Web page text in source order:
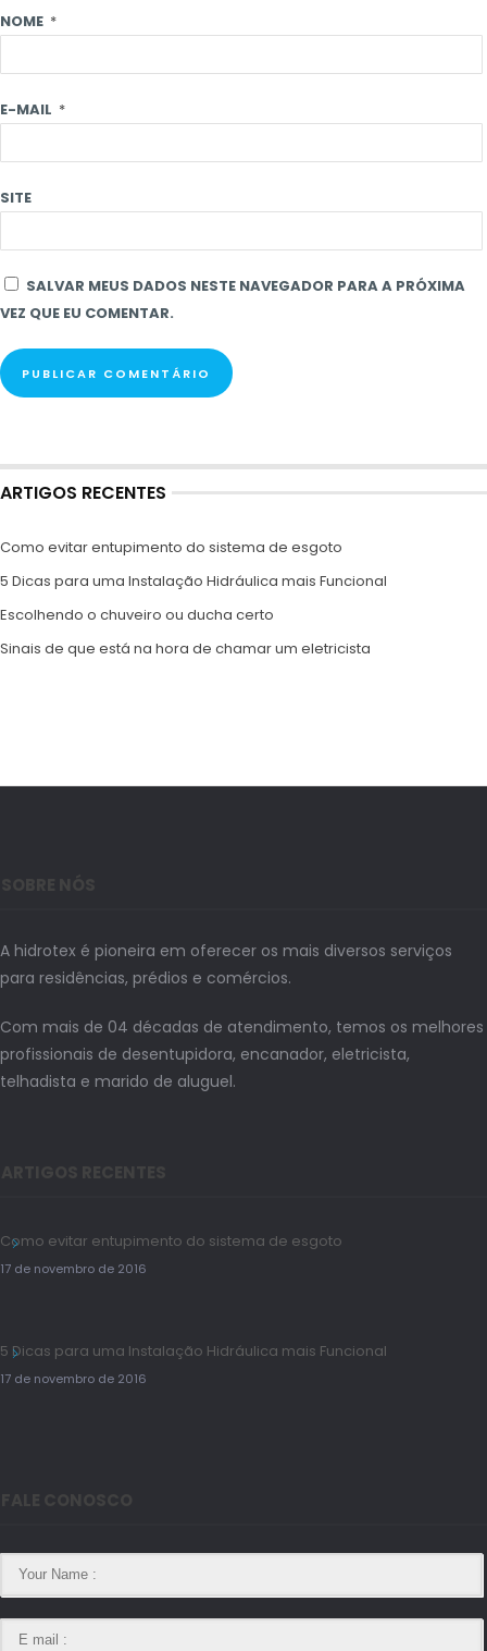
NOME *
E-MAIL *
SITE
SALVAR MEUS DADOS NESTE NAVEGADOR PARA A PRÓXIMA
VEZ QUE EU COMENTAR.
ARTIGOS RECENTES
Como evitar entupimento do sistema de esgoto
5 Dicas para uma Instalação Hidráulica mais Funcional
Escolhendo o chuveiro ou ducha certo
Sinais de que está na hora de chamar um eletricista
A hidrotex é pioneira em oferecer os mais diversos serviços
para residências, prédios e comércios.
Com mais de 04 décadas de atendimento, temos os melhores
profissionais de desentupidora, encanador, eletricista,
telhadista e marido de aluguel.
Como evitar entupimento do sistema de esgoto
17 de novembro de 2016
5 Dicas para uma Instalação Hidráulica mais Funcional
17 de novembro de 2016